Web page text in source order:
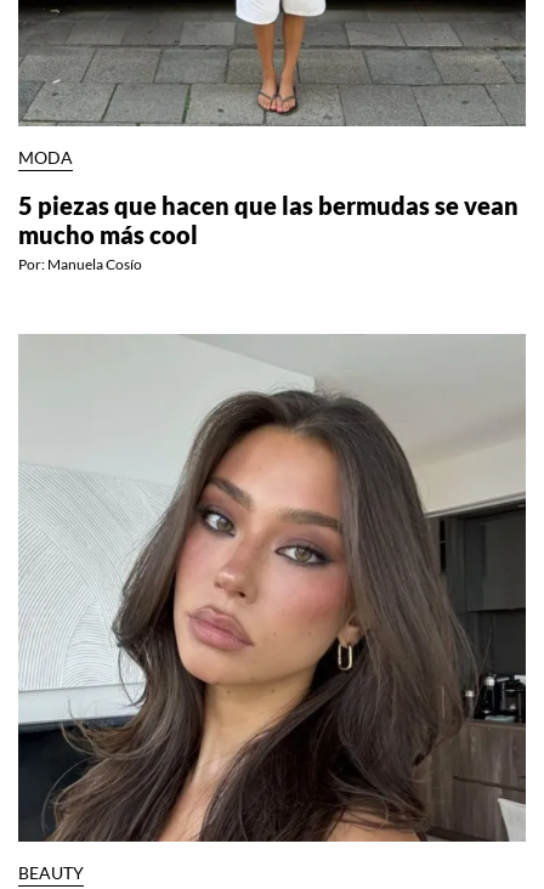
MODA
5 piezas que hacen que las bermudas se vean
mucho más cool
Por: Manuela Cosío
BEAUTY